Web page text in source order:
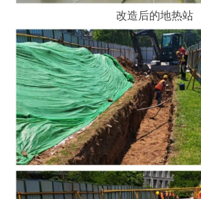
改造后的地热站